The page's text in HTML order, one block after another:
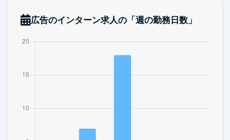
広告のインターン求人の「週の勤務日数」